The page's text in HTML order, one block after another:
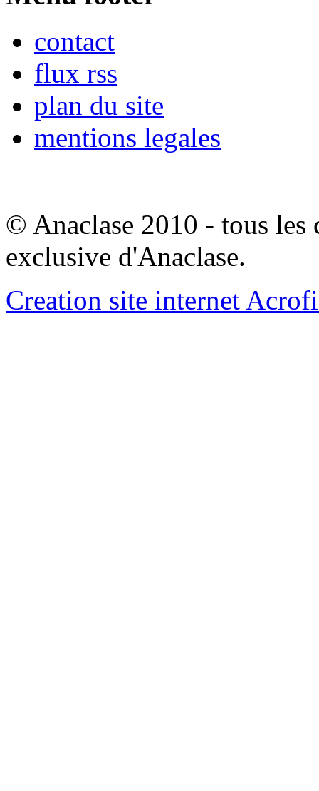
contact
flux rss
plan du site
mentions legales
© Anaclase 2010 - tous les
exclusive d'Anaclase.
Creation site internet